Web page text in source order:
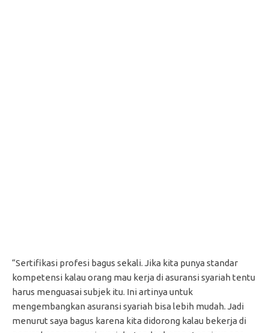
“Sertifikasi profesi bagus sekali. Jika kita punya standar
kompetensi kalau orang mau kerja di asuransi syariah tentu
harus menguasai subjek itu. Ini artinya untuk
mengembangkan asuransi syariah bisa lebih mudah. Jadi
menurut saya bagus karena kita didorong kalau bekerja di